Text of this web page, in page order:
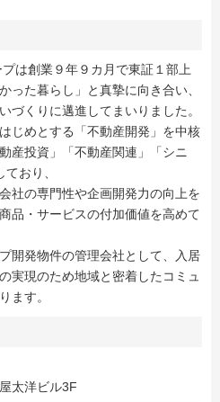
は創業９年９カ月で東証１部上
った暮らし」と真摯に向き合い、
づくりに邁進してまいりました。
じめとする「不動産開発」を中核
産投資」「不動産関連」「シニ
おり、
社の専門性や企画開発力の向上を
品・サービスの付加価値を高めて
開発物件の管理会社として、入居
実現のため地域と密着したコミュ
ます。
太洋ビル3F